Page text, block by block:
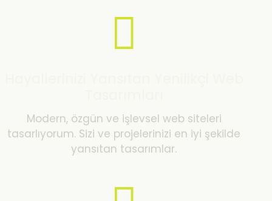
Modern, özgün ve işlevsel web siteleri
tasarlıyorum. Sizi ve projelerinizi en iyi şekilde
yansıtan tasarımlar.